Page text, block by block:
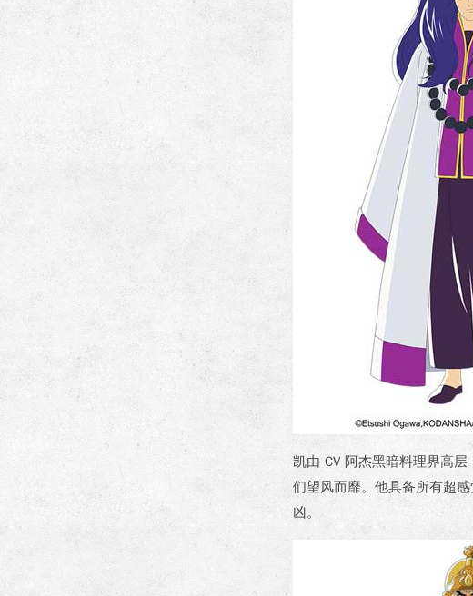
凯由 CV 阿杰黑暗料理界高
们望风而靡。他具备所有超
凶。